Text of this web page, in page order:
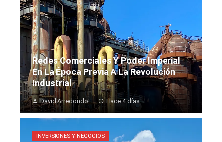
Redes Comerciales Y Poder Imperial
En La Época Previa A La Revolución
Industrial
David Arredondo Hace 4 días
INVERSIONES Y NEGOCIOS